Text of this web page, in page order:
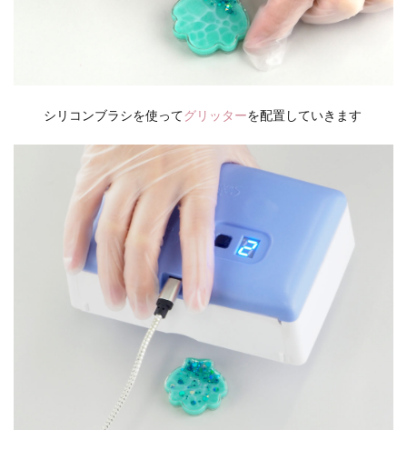
シリコンブラシを使ってグリッターを配置していきます